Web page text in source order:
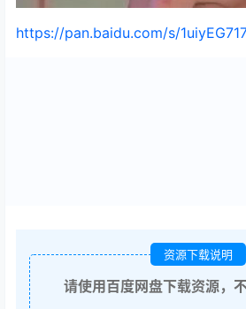
https://pan.baidu.com/s/
资源下载说明
请使用百度网盘下载资源，